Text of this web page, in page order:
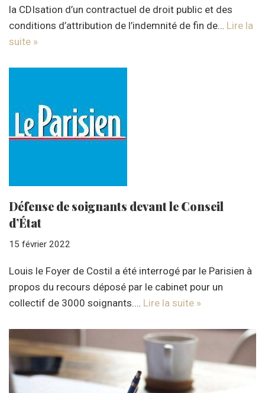
la CDIsation d’un contractuel de droit public et des
conditions d’attribution de l’indemnité de fin de… Lire la
suite »
Défense de soignants devant le Conseil
d’État
15 février 2022
Louis le Foyer de Costil a été interrogé par le Parisien à
propos du recours déposé par le cabinet pour un
collectif de 3000 soignants.… Lire la suite »